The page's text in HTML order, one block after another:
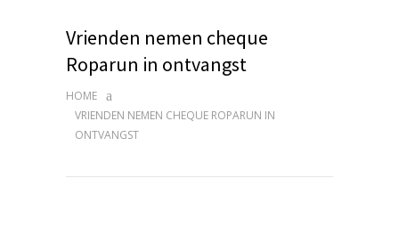
Vrienden nemen cheque
Roparun in ontvangst
HOME
VRIENDEN NEMEN CHEQUE ROPARUN IN
ONTVANGST